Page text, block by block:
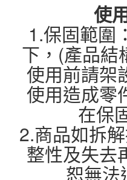
使
1.保固範圍
下，(產品結
使用前請架
使用造成零
在保
2.商品如拆
整性及失去
恕無法